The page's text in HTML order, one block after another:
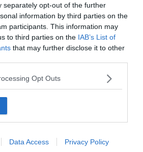
separately opt-out of the further
information by third parties on the
participants. This information may
to third parties on the IAB’s List of
that may further disclose it to other
Opt Outs
Data Access Privacy Policy
sur le Colisée
de la Domus Aurea
de briques de 10 m sous terre, il
qu’on se trouve dans un palais
de lumière, ouvert sur des
réalité virtuelle corrige cette
d’effacement des Flaviens.